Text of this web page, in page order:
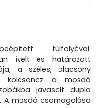
túlfolyóval.
ívelt és határozott
a széles, alacsony
kölcsönöz a mosdó
javasolt dupla
A mosdó csomagolása